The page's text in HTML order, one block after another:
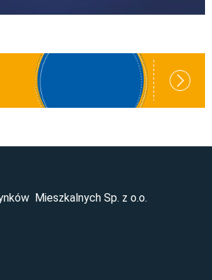
Mieszkalnych Sp. z o.o.